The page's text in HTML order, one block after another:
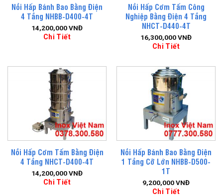
Nồi Hấp Bánh Bao Bằng Điện
4 Tầng NHBB-D400-4T
14,200,000VNĐ
Chi Tiết
Nồi Hấp Cơm Tấm Công
Nghiệp Bằng Điện 4 Tầng
NHCT-D440-4T
16,300,000VNĐ
Chi Tiết
Nồi Hấp Cơm Tấm Bằng Điện
4 Tầng NHCT-D400-4T
14,200,000VNĐ
Chi Tiết
Nồi Hấp Bánh Bao Bằng Điện
1 Tầng Cỡ Lớn NHBB-D500-
1T
9,200,000VNĐ
Chi Tiết